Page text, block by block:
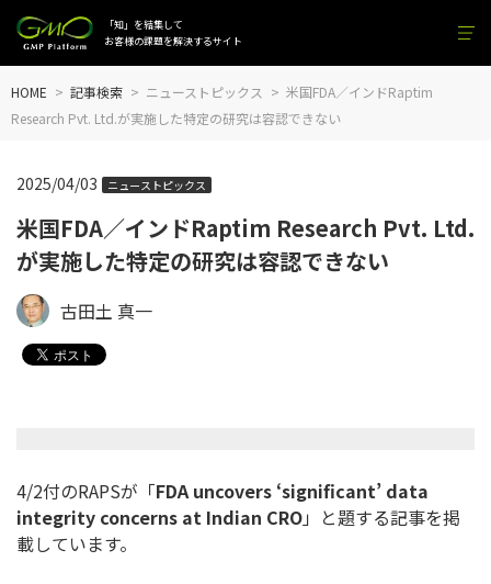
「知」を結集して
お客様の課題を解決するサイト
HOME 記事検索 ニューストピックス
米国FDA／インドRaptim
Research Pvt. Ltd.が実施した特定の研究は容認できない
米国FDA／インドRaptim Research Pvt. Ltd.
が実施した特定の研究は容認できない
2025/04/03 ニューストピックス
古田土 真一
4/2付のRAPSが「FDA uncovers ‘significant’ data
integrity concerns at Indian CRO」と題する記事を掲
載しています。